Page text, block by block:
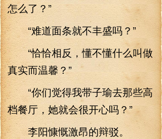
怎么了？”
“难道面条就不丰盛吗？”
“恰恰相反，懂不懂什么叫做
真实而温馨？”
“你们觉得我带子瑜去那些高
档餐厅，她就会很开心吗？”
李阳慷慨激昂的辩驳。